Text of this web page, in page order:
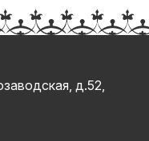
д.52,